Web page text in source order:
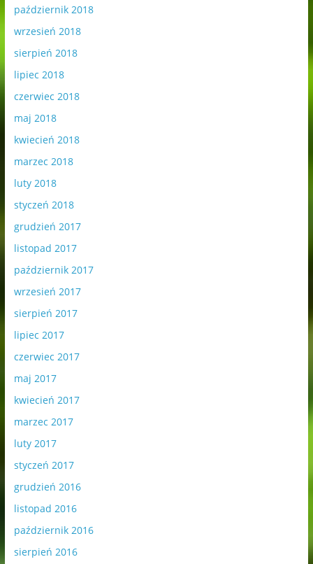
październik 2018
wrzesień 2018
sierpień 2018
lipiec 2018
czerwiec 2018
maj 2018
kwiecień 2018
marzec 2018
luty 2018
styczeń 2018
grudzień 2017
listopad 2017
październik 2017
wrzesień 2017
sierpień 2017
lipiec 2017
czerwiec 2017
maj 2017
kwiecień 2017
marzec 2017
luty 2017
styczeń 2017
grudzień 2016
listopad 2016
październik 2016
sierpień 2016